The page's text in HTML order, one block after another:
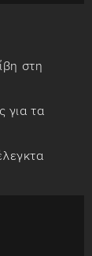
στη
για τα